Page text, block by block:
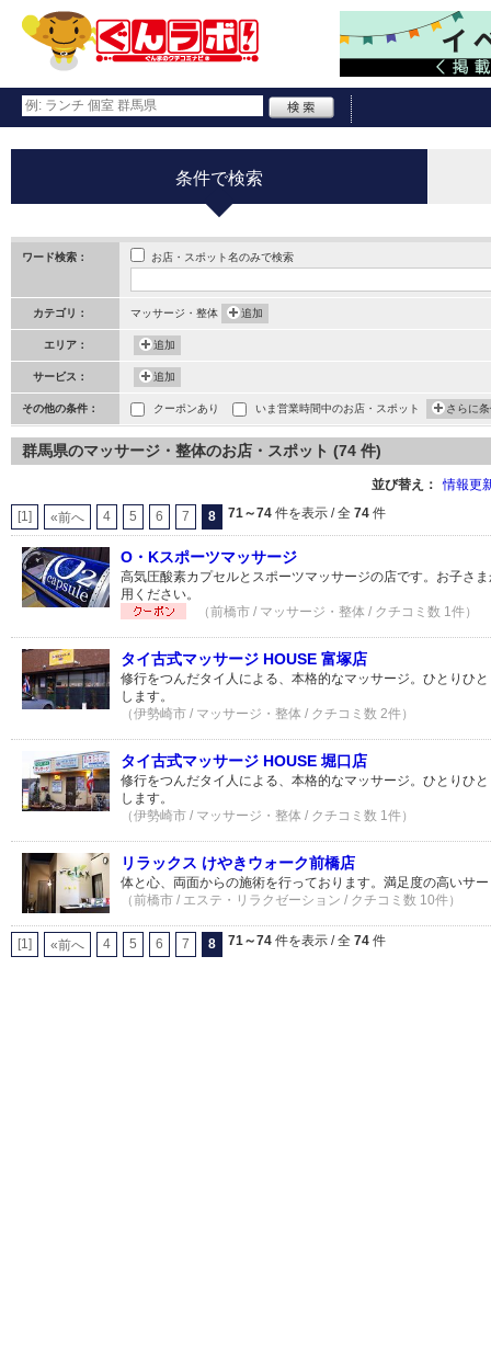
条件で検索
ワード検索： お店・スポット名のみで検索
カテゴリ： マッサージ・整体 追加
エリア： 追加
サービス： 追加
その他の条件： クーポンあり いま営業時間中のお店・スポット さらに
群馬県のマッサージ・整体のお店・スポット (74 件)
並び替え： 情報更
[1] «前へ 4 5 6 7 8 71～74 件を表示 / 全 74 件
O・Kスポーツマッサージ
高気圧酸素カプセルとスポーツマッサージの店です。お子さ
用ください。
（前橋市 / マッサージ・整体 / クチコミ数 1件）
タイ古式マッサージ HOUSE 富塚店
修行をつんだタイ人による、本格的なマッサージ。ひとりひ
します。
（伊勢崎市 / マッサージ・整体 / クチコミ数 2件）
タイ古式マッサージ HOUSE 堀口店
修行をつんだタイ人による、本格的なマッサージ。ひとりひ
します。
（伊勢崎市 / マッサージ・整体 / クチコミ数 1件）
リラックス けやきウォーク前橋店
体と心、両面からの施術を行っております。満足度の高いサ
（前橋市 / エステ・リラクゼーション / クチコミ数 10件）
[1] «前へ 4 5 6 7 8 71～74 件を表示 / 全 74 件